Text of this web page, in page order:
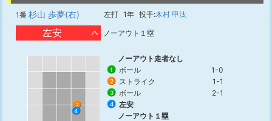
1番 杉山 歩夢(右) 左打 1年 投手:木村 甲汰
左安 ノーアウト１塁
2
4
ノーアウト走者なし
1 ボール 1-0
2 ストライク 1-1
3 ボール 2-1
4
左安
ノーアウト１塁